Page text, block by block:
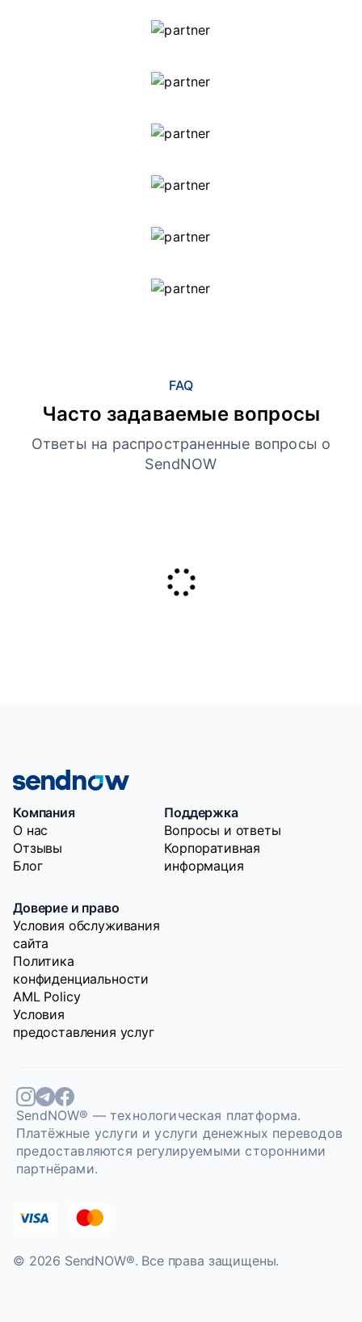
FAQ
Часто задаваемые вопросы
Ответы на распространенные вопросы о
SendNOW
Компания
O нас
Отзывы
Блог
Поддержка
Вопросы и ответы
Корпоративная
информация
Доверие и право
Условия обслуживания
сайта
Политика
конфиденциальности
AML Policy
Условия
предоставления услуг
SendNOW® — технологическая платформа.
Платёжные услуги и услуги денежных переводов
предоставляются регулируемыми сторонними
партнёрами.
© 2026 SendNOW®. Bce права защищены.